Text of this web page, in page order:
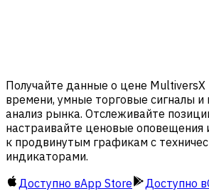
Получайте данные о цене MultiversX
времени, умные торговые сигналы
анализ рынка. Отслеживайте
настраивайте ценовые оповещения
к продвинутым графикам с
индикаторами.
Доступно вApp Store Доступно в